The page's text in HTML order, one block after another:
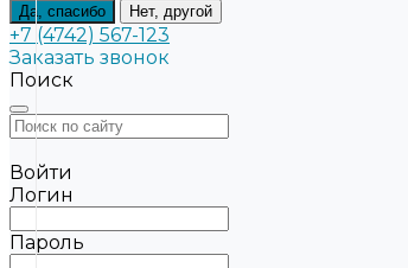
Да, спасибо Нет, другой
+7 (4742) 567-123
Заказать звонок
Поиск
Войти
Логин
Пароль